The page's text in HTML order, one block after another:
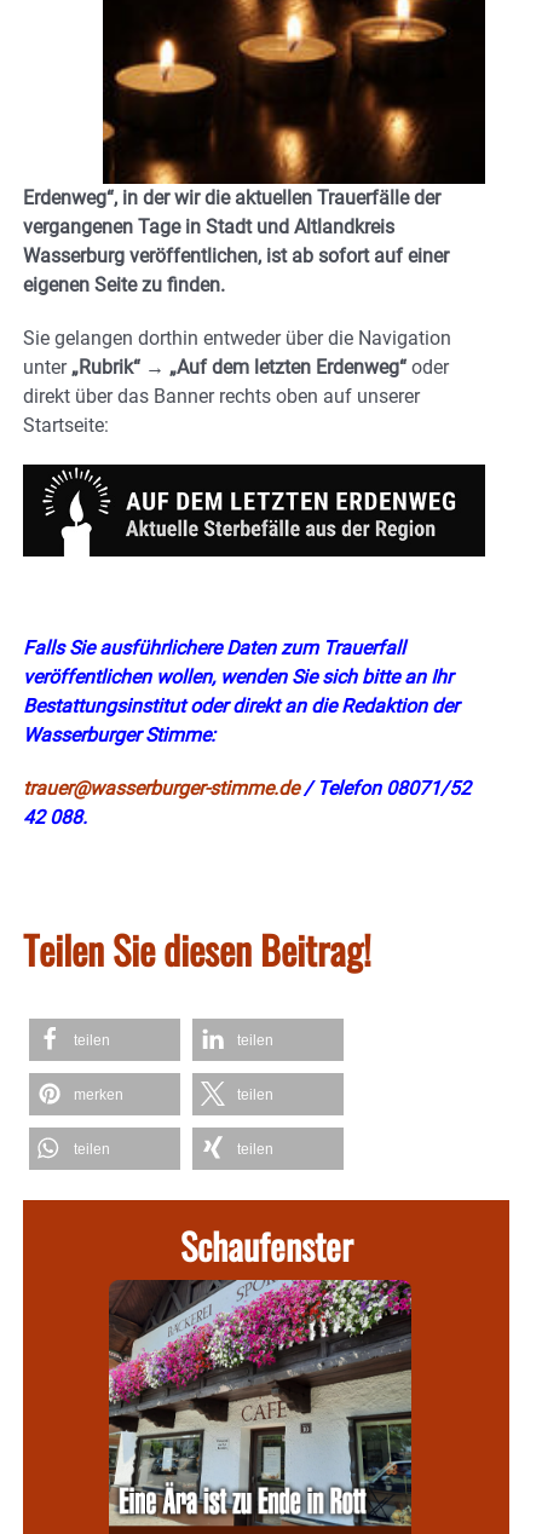
Erdenweg“, in der wir die aktuellen Trauerfälle der
vergangenen Tage in Stadt und Altlandkreis
Wasserburg veröffentlichen, ist ab sofort auf einer
eigenen Seite zu finden.
Sie gelangen dorthin entweder über die Navigation
unter „Rubrik“ → „Auf dem letzten Erdenweg“ oder
direkt über das Banner rechts oben auf unserer
Startseite:
Falls Sie ausführlichere Daten zum Trauerfall
veröffentlichen wollen, wenden Sie sich bitte an Ihr
Bestattungsinstitut oder direkt an die Redaktion der
Wasserburger Stimme:
trauer@wasserburger-stimme.de/ Telefon 08071/52
42 088.
Teilen Sie diesen Beitrag!
teilen teilen
merken teilen
teilen teilen
Schaufenster